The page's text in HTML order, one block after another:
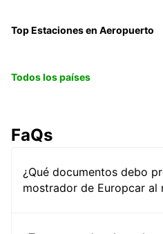
Top Estaciones en Aeropuerto
Todos los países
FaQs
¿Qué documentos debo
mostrador de Europcar al